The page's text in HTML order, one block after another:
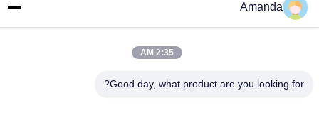
amanda@kirail.com
Amanda
2:35 AM
Good day, what product are you looking for?